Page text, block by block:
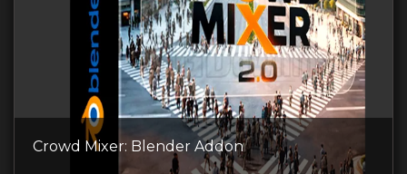
Crowd Mixer: Blender Addon